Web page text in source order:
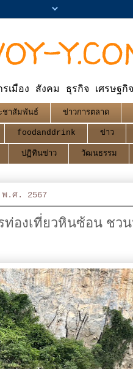
เมือง สังคม ธุรกิจ เศรษ
ชาสัมพันธ์ ข่าวการตลาด
foodanddrink ข่าว
ปฏิทินข่าว วัฒนธรรม
พ.ศ. 2567
ท่องเที่ยวหินซ้อน ชว